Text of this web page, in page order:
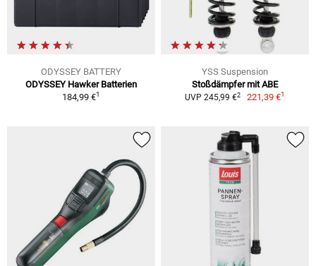
ODYSSEY BATTERY
ODYSSEY Hawker Batterien
184,99 €1
YSS Suspension
Stoßdämpfer mit ABE
UVP 245,99 €2 221,39 €1